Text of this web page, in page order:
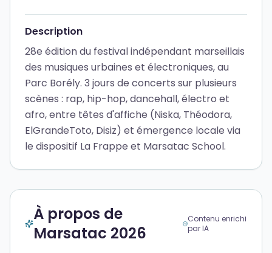
Description
28e édition du festival indépendant marseillais
des musiques urbaines et électroniques, au
Parc Borély. 3 jours de concerts sur plusieurs
scènes : rap, hip-hop, dancehall, électro et
afro, entre têtes d'affiche (Niska, Théodora,
ElGrandeToto, Disiz) et émergence locale via
le dispositif La Frappe et Marsatac School.
À propos de
Marsatac 2026
Contenu enrichi
par IA